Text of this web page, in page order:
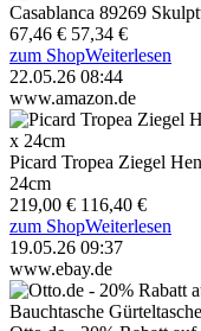
Casablanca 89269
67,46 € 57,34 €
zum ShopWeiterlesen
22.05.26 08:44
www.amazon.de
Picard Tropea Ziegel
24cm
219,00 € 116,40 €
zum ShopWeiterlesen
19.05.26 09:37
www.ebay.de